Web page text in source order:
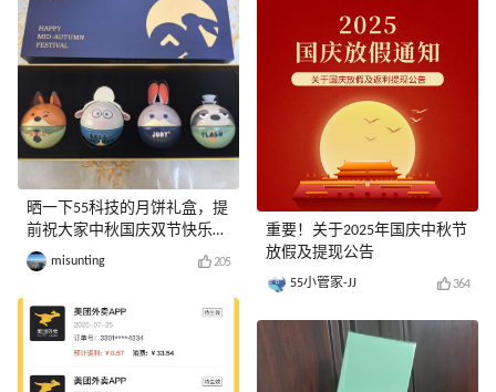
晒一下55科技的月饼礼盒，提
前祝大家中秋国庆双节快乐
哦！misunting 205
重要！关于2025年国庆中秋节
放假及提现公告
55小管家-JJ 364